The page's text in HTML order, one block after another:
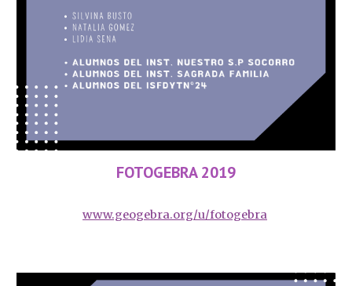
FOTOGEBRA 2019
www.geogebra.org/u/fotogebra